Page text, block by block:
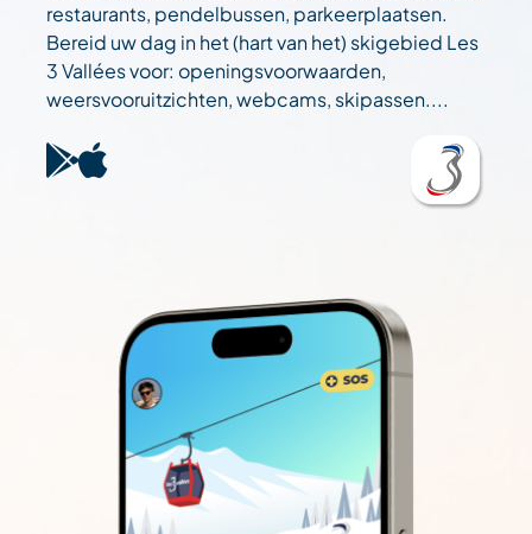
restaurants, pendelbussen, parkeerplaatsen.
Bereid uw dag in het (hart van het) skigebied Les
3 Vallées voor: openingsvoorwaarden,
weersvooruitzichten, webcams, skipassen....